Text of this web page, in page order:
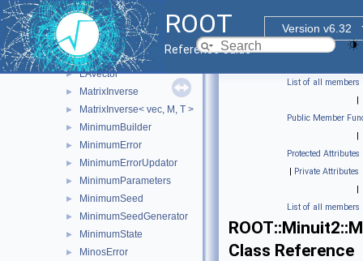
ROOT
Version v6.32
Reference Guide
► HessianGradientCalculator
► InitialGradientCalculator
► LASquareMatrix
► LASymMatrix
► LAVector
► MatrixInverse
► MatrixInverse< vec, M, T >
► MinimumBuilder
► MinimumError
► MinimumErrorUpdator
► MinimumParameters
► MinimumSeed
► MinimumSeedGenerator
► MinimumState
► MinosError
List of all members
|
Public Member
|
Protected Attributes
| Private Attributes
|
List of all members
Class Reference